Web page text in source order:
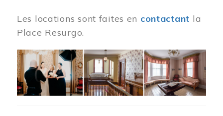
Les locations sont faites en contactant la
Place Resurgo.
Image